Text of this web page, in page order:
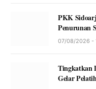
PKK
Penurunan
07/08/2026 -
Tingkatkan
Gelar